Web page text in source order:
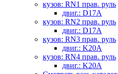
кузов: RN1 прав. руль
двиг.: D17A
кузов: RN2 прав. руль
двиг.: D17A
кузов: RN3 прав. руль
двиг.: K20A
кузов: RN4 прав. руль
двиг.: K20A